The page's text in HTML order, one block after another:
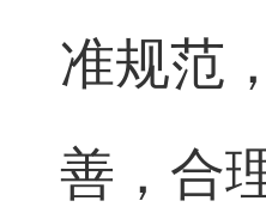
准规范
善，合